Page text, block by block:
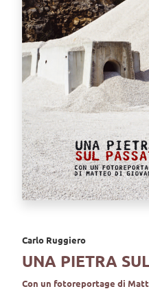
Carlo Ruggiero
UNA PIETRA
Con un fotoreportage di